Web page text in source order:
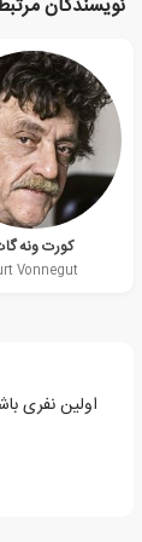
نویسندگان
کورت ونه
Vonnegut
اولین نفری